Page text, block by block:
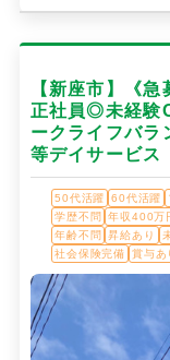
【新座市】《
正社員◎未経
ークライフバラ
等デイサービ
50代活躍 60代活躍
学歴不問
年収400万
年齢不問
昇給あり
社会保険完備
賞与あ